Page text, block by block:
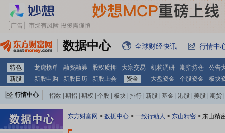
数据中心 全球财经快讯 行情中
特色 龙虎榜单 融资融券 股权质押 大宗交易 机构调研 期指持仓
公告
新股
新股申购 新股日历 新股上会 资金 大盘资金 个股资金 板块
行情中心 指数 期指 期权 个股 板块 排行 新股 基金 港股 美股 期货
东方财富网 > 数据中心 > 一致行动人 > 东山精密 > 东山精